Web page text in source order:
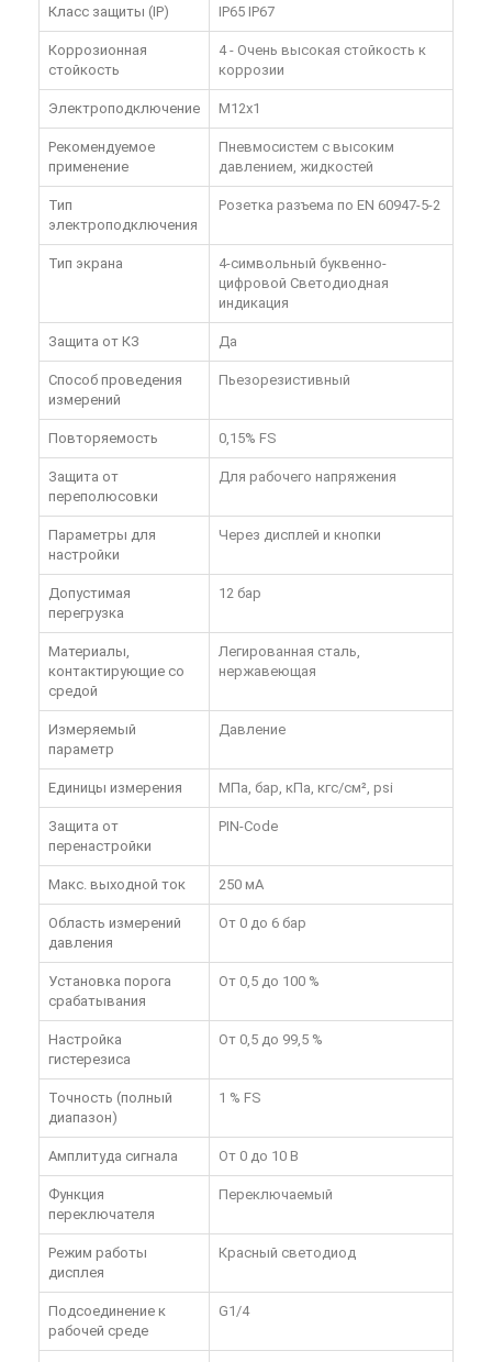
Класс защиты (IP) IP65 IP67
Коррозионная
стойкость
4 - Очень высокая стойкость к
коррозии
Электроподключение M12x1
Рекомендуемое
применение
Пневмосистем с высоким
давлением, жидкостей
Тип
электроподключения
Розетка разъема по EN 60947-5-2
Тип экрана
4-символьный буквенно-
цифровой Светодиодная
индикация
Защита от КЗ Да
Способ проведения
измерений
Пьезорезистивный
Повторяемость 0,15% FS
Защита от
переполюсовки
Для рабочего напряжения
Параметры для
настройки
Через дисплей и кнопки
Допустимая
перегрузка
12 бар
Материалы,
контактирующие со
средой
Легированная сталь,
нержавеющая
Измеряемый
параметр
Давление
Единицы измерения МПа, бар, кПа, кгс/см², psi
Защита от
перенастройки
PIN-Code
Макс. выходной ток 250 мА
Область измерений
давления
От 0 до 6 бар
Установка порога
срабатывания
От 0,5 до 100 %
Настройка
гистерезиса
От 0,5 до 99,5 %
Точность (полный
диапазон)
1 % FS
Амплитуда сигнала От 0 до 10 В
Функция
переключателя
Переключаемый
Режим работы
дисплея
Красный светодиод
Подсоединение к
рабочей среде
G1/4